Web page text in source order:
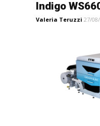
Indigo
Valeria Teruzzi 27/